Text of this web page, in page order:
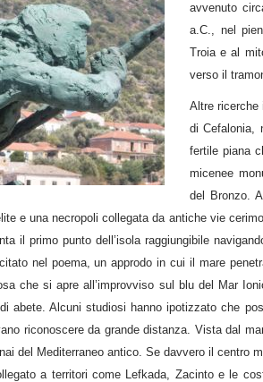
avvenuto
a.C., nel
Troia e al
verso il
Altre ricerche
di Cefalonia,
fertile piana
micenee
del Bronzo.
e una necropoli collegata da antiche vie
il primo punto dell’isola raggiungibile
nel poema, un approdo in cui il mare
che si apre all’improvviso sul blu del Mar
Alcuni studiosi hanno ipotizzato che
riconoscere da grande distanza. Vista dal
del Mediterraneo antico. Se davvero il centro
a territori come Lefkada, Zacinto e le